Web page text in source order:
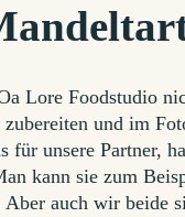
Lore Foodstudio
und im
für unsere Partner,
kann sie zum
Aber auch wir beide